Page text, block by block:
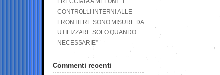
FRECCIATA A MELONI: “I
CONTROLLI INTERNI ALLE
FRONTIERE SONO MISURE DA
UTILIZZARE SOLO QUANDO
NECESSARIE”
Commenti recenti